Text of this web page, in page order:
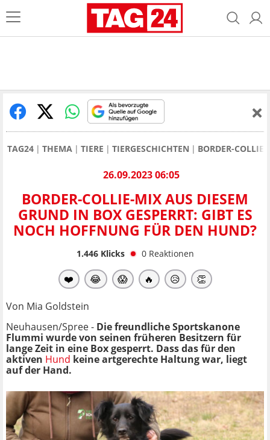
TAG24 THEMA TIERE TIERGESCHICHTEN BORDER-
26.09.2023 06:05
BORDER-COLLIE-MIX AUS DIESEM
GRUND IN BOX GESPERRT: GIBT ES
NOCH HOFFNUNG FÜR DEN HUND?
1.446Klicks 0 Reaktionen
❤️ 😂 😱 🔥 😥 👏
Von Mia Goldstein
Neuhausen/Spree - Die freundliche Sportskanone
Flummi wurde von seinen früheren Besitzern für
lange Zeit in eine Box gesperrt. Dass das für den
aktiven Hund keine artgerechte Haltung war, liegt
auf der Hand.